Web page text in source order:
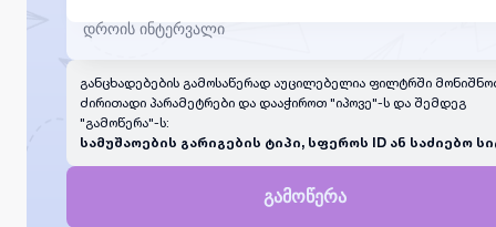
განცხადებების გამოსაწერად აუცილებელია ფილტრში
ძირითადი პარამეტრები და დააჭიროთ "იპოვე"-ს და შემდეგ
"გამოწერა"-ს:
სამუშაოების გარიგების ტიპი, სფეროს ID ან საძიებო
გამოწერა